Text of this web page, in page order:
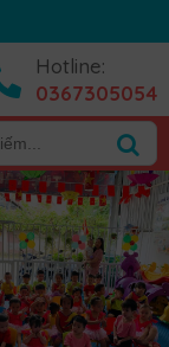
Hotline:
0367305054